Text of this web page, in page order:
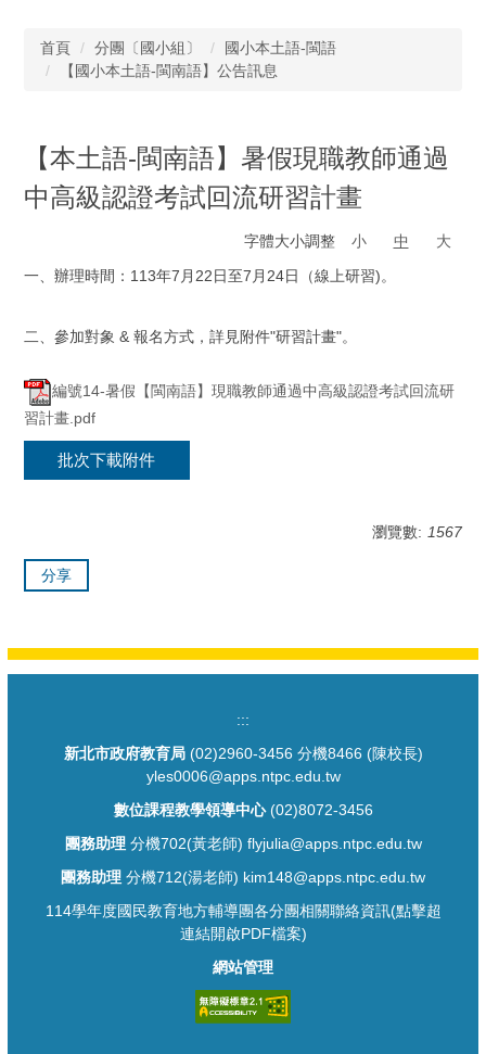
首頁 分團〔國小組〕
國小本土語-閩語
【國小本土語-閩南語】公告訊息
【本土語-閩南語】暑假現職教師通過
中高級認證考試回流研習計畫
字體大小調整 小 中
大
一、辦理時間：113年7月22日至7月24日（線上研習)。
二、參加對象 & 報名方式，詳見附件"研習計畫"。
編號14-暑假【閩南語】現職教師通過中高級認證考試回流研
習計畫.pdf
批次下載附件
瀏覽數: 1567
分享
:::
新北市政府教育局(02)2960-3456 分機8466 (陳校長)
yles0006@apps.ntpc.edu.tw
數位課程教學領導中心(02)8072-3456
團務助理分機702(黃老師) flyjulia@apps.ntpc.edu.tw
團務助理 分機712(湯老師) kim148@apps.ntpc.edu.tw
114學年度國民教育地方輔導團各分團相關聯絡資訊(點擊超
連結開啟PDF檔案)
網站管理